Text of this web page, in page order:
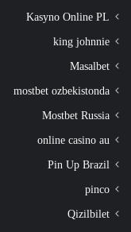
Kasyno Online PL
king johnnie
Masalbet
mostbet ozbekistonda
Mostbet Russia
online casino au
Pin Up Brazil
pinco
Qizilbilet